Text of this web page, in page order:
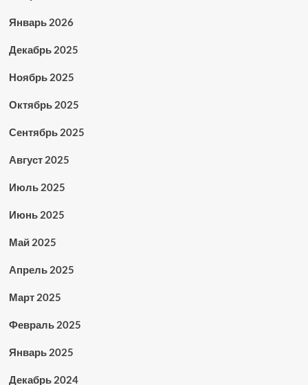
Январь 2026
Декабрь 2025
Ноябрь 2025
Октябрь 2025
Сентябрь 2025
Август 2025
Июль 2025
Июнь 2025
Май 2025
Апрель 2025
Март 2025
Февраль 2025
Январь 2025
Декабрь 2024